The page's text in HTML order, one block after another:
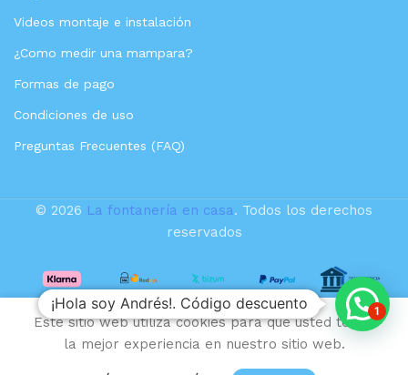
Videos montaje e instalación
¿Como medir una mampara?
Formas de pago
Condiciones de uso
Preguntas Frecuentes (FAQ)
© 2026 La fontanería en casa. Todos los derechos
reservados
Este sitio web utiliza cookies para que usted tenga
la mejor experiencia en nuestro sitio web.
VALAZ Ducha
empotrada
monomando techo
194,35€
124,38€
IVA
Sin
¡Hola soy Andrés!. Código descuento 1